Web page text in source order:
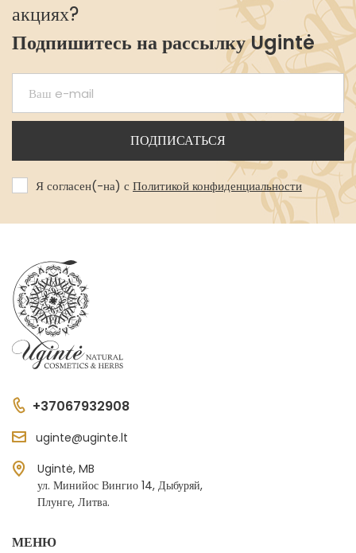
акциях?
Подпишитесь на рассылку Ugintė
Я согласен(-на) с Политикой конфиденциальности
+37067932908
uginte@uginte.lt
Ugintė, MB
ул. Минийос Вингио 14, Дыбуряй,
Плунге, Литва.
МЕНЮ